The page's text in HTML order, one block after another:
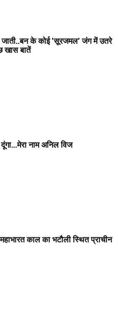
के कोई 'सूरजमल' जंग में उतरे
खास बातें
नाम अनिल विज
काल का भटौली स्थित प्राचीन